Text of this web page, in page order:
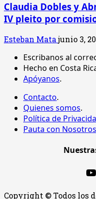
Claudia Dobles y
IV pleito por
Esteban Matajunio 3,
Escribanos al
Hecho en Costa
Apóyanos.
Contacto.
Quienes somos.
Política de
Pauta con Nosotros
Copyright © Todos los